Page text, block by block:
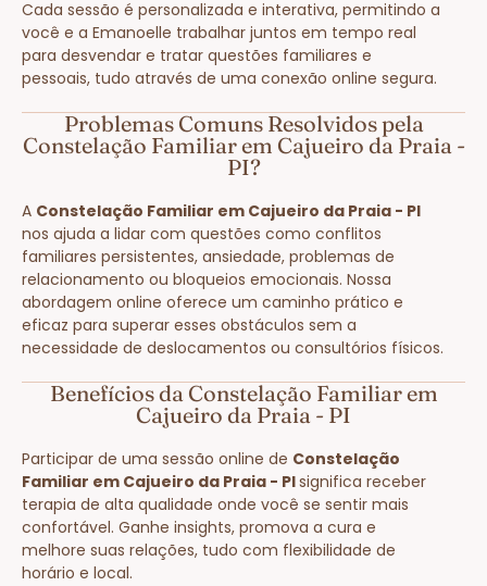
Cada sessão é personalizada e interativa, permitindo a
você e a Emanoelle trabalhar juntos em tempo real
para desvendar e tratar questões familiares e
pessoais, tudo através de uma conexão online segura.
Problemas Comuns Resolvidos pela
Constelação Familiar em Cajueiro da Praia -
PI?
A Constelação Familiar em Cajueiro da Praia - PI
nos ajuda a lidar com questões como conflitos
familiares persistentes, ansiedade, problemas de
relacionamento ou bloqueios emocionais. Nossa
abordagem online oferece um caminho prático e
eficaz para superar esses obstáculos sem a
necessidade de deslocamentos ou consultórios físicos.
Benefícios da Constelação Familiar em
Cajueiro da Praia - PI
Participar de uma sessão online de Constelação
Familiar em Cajueiro da Praia - PIsignifica receber
terapia de alta qualidade onde você se sentir mais
confortável. Ganhe insights, promova a cura e
melhore suas relações, tudo com flexibilidade de
horário e local.